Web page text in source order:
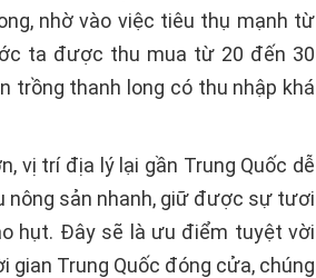
nhờ vào việc tiêu thụ mạnh từ
ta được thu mua từ 20 đến 30
trồng thanh long có thu nhập khá
vị trí địa lý lại gần Trung Quốc dễ
nông sản nhanh, giữ được sự tươi
hụt. Đây sẽ là ưu điểm tuyệt vời
gian Trung Quốc đóng cửa, chúng